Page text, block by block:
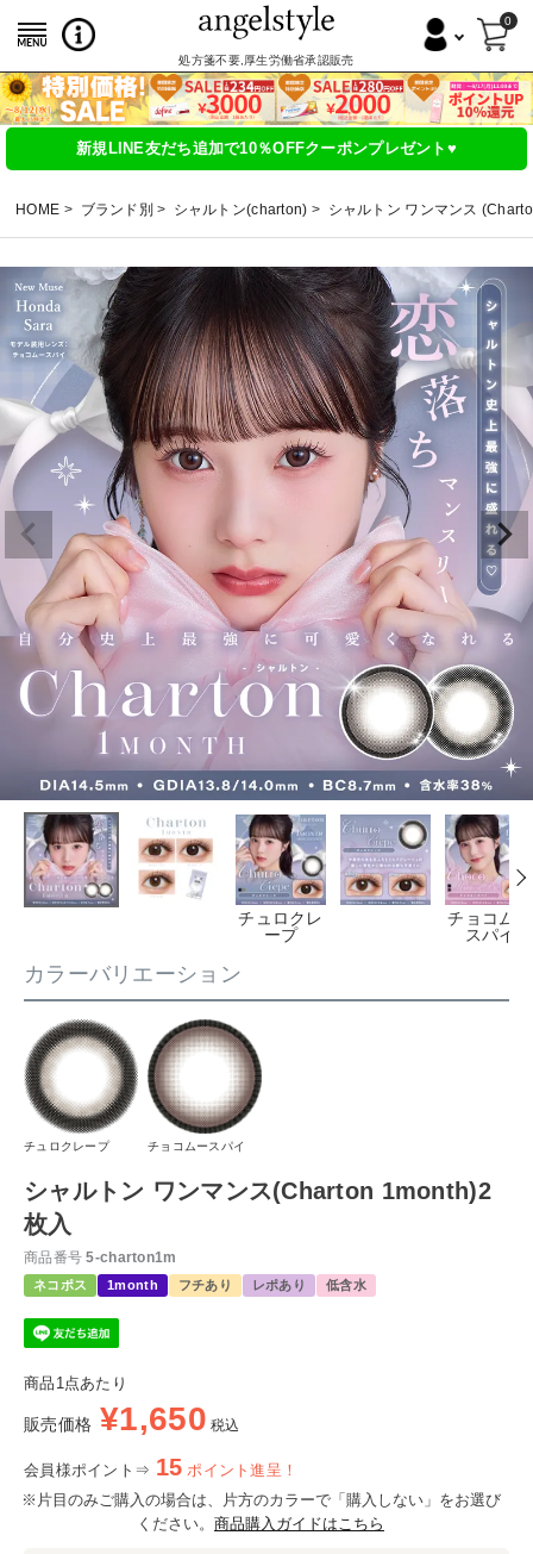
処方箋不要,厚生労働省承認販売
0
新規LINE友だち追加で10％OFFクーポンプレゼント♥
HOME ブランド別 シャルトン(charton) シャルトン ワンマンス
チュロクレ
ープ
チョコムー
スパイ
カラーバリエーション
チュロクレープ チョコムースパイ
シャルトン ワンマンス(Charton 1month)2
枚入
商品番号 5-charton1m
ネコポス 1month フチあり レポあり 低含水
商品1点あたり
販売価格 ¥1,650 税込
会員様ポイント⇒ 15 ポイント進呈！
※片目のみご購入の場合は、片方のカラーで「購入しない」をお選び
ください。 商品購入ガイドはこちら